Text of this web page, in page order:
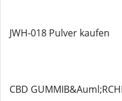
JWH-018 Pulver kaufen
CBD